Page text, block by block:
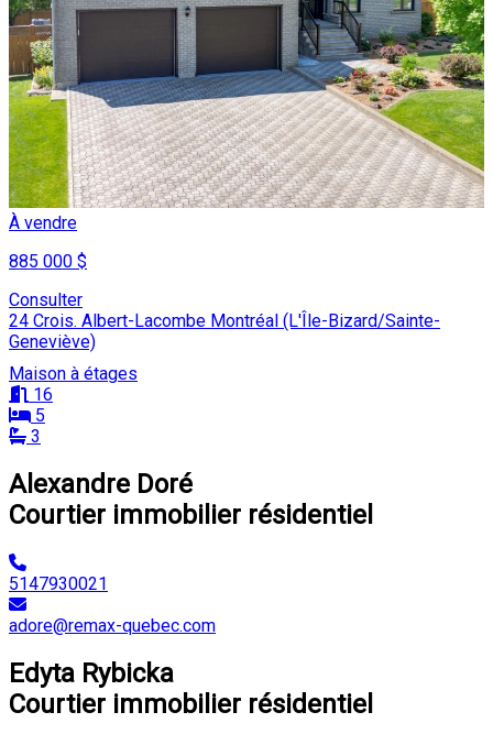
À vendre
885 000 $
Consulter
24 Crois. Albert-Lacombe Montréal (L'Île-Bizard/Sainte-
Geneviève)
Maison à étages
16
5
3
Alexandre Doré
Courtier immobilier résidentiel
5147930021
adore@remax-quebec.com
Edyta Rybicka
Courtier immobilier résidentiel